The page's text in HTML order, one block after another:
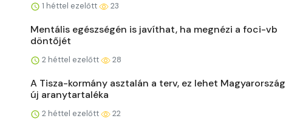
1 héttel ezelőtt 23
Mentális egészségén is javíthat, ha megnézi a foci-vb
döntőjét
2 héttel ezelőtt 28
A Tisza-kormány asztalán a terv, ez lehet Magyarország
új aranytartaléka
2 héttel ezelőtt 22